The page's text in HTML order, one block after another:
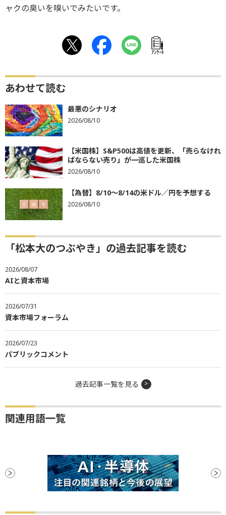
ャクの臭いを嗅いでみたいです。
ｱﾝｹｰﾄ
あわせて読む
最悪のシナリオ
2026/08/10
【米国株】S&P500は高値を更新、「売らなけれ
ばならない売り」が一巡した米国株
2026/08/10
【為替】8/10～8/14の米ドル／円を予想する
2026/08/10
「松本大のつぶやき」の過去記事を読む
2026/08/07
AIと資本市場
2026/07/31
資本市場フォーラム
2026/07/23
パブリックコメント
過去記事一覧を見る
関連用語一覧